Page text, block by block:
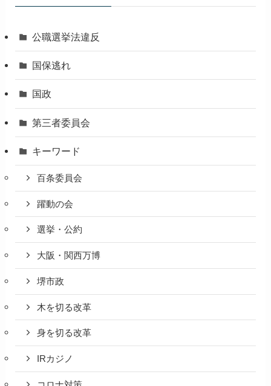
公職選挙法違反
国保逃れ
国政
第三者委員会
キーワード
百条委員会
躍動の会
選挙・公約
大阪・関西万博
堺市政
木を切る改革
身を切る改革
IRカジノ